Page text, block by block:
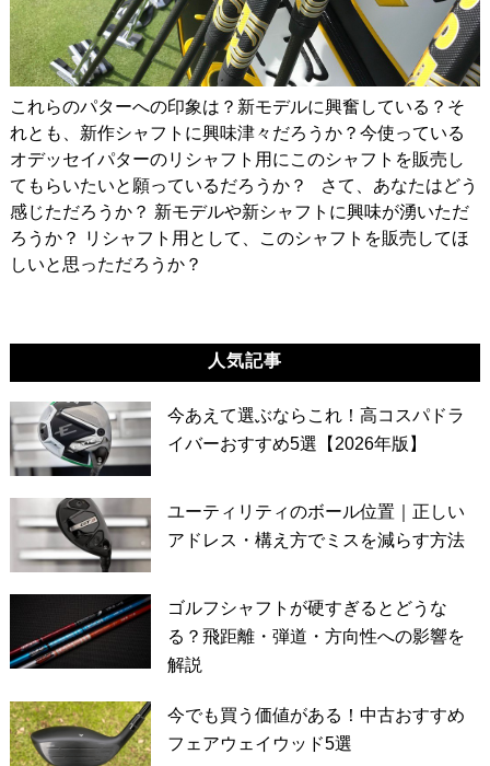
これらのパターへの印象は？新モデルに興奮している？そ
れとも、新作シャフトに興味津々だろうか？今使っている
オデッセイパターのリシャフト用にこのシャフトを販売し
てもらいたいと願っているだろうか？ さて、あなたはどう
感じただろうか？ 新モデルや新シャフトに興味が湧いただ
ろうか？ リシャフト用として、このシャフトを販売してほ
しいと思っただろうか？
人気記事
今あえて選ぶならこれ！高コスパドラ
イバーおすすめ5選【2026年版】
ユーティリティのボール位置｜正しい
アドレス・構え方でミスを減らす方法
ゴルフシャフトが硬すぎるとどうな
る？飛距離・弾道・方向性への影響を
解説
今でも買う価値がある！中古おすすめ
フェアウェイウッド5選